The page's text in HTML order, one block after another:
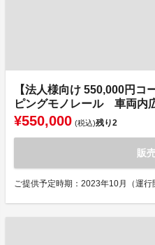
【法人様向け 550,000円コ
ピングモノレール 車両内
¥550,000 (税込)残り2
販
ご提供予定時期：2023年10月（運